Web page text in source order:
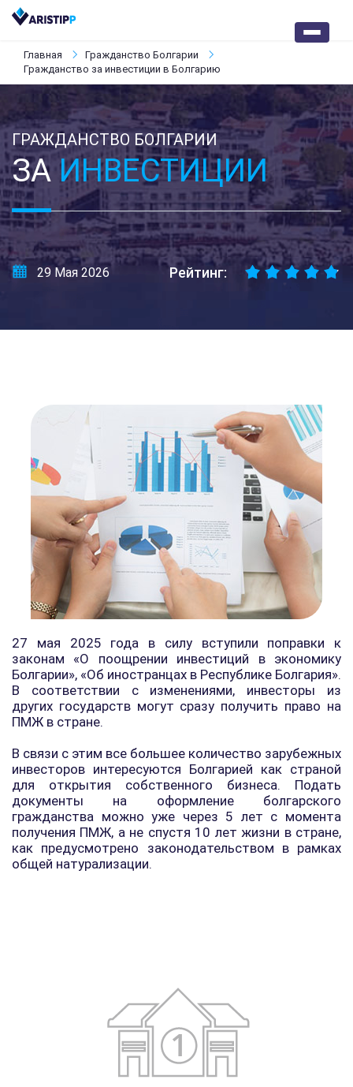
Главная
Гражданство Болгарии
Гражданство за инвестиции в Болгарию
ГРАЖДАНСТВО БОЛГАРИИ
ЗА ИНВЕСТИЦИИ
29 Мая 2026 Рейтинг:
27 мая 2025 года в силу вступили поправки к
законам «О поощрении инвестиций в экономику
Болгарии», «Об иностранцах в Республике Болгария».
В соответствии с изменениями, инвесторы из
других государств могут сразу получить право на
ПМЖ в стране.
В связи с этим все большее количество зарубежных
инвесторов интересуются Болгарией как страной
для открытия собственного бизнеса. Подать
документы на оформление болгарского
гражданства можно уже через 5 лет с момента
получения ПМЖ, а не спустя 10 лет жизни в стране,
как предусмотрено законодательством в рамках
общей натурализации.